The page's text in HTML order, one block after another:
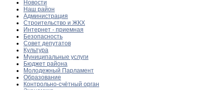
Новости
Наш район
Администрация
Строительство и ЖКХ
Интернет - приемная
Безопасность
Совет депутатов
Культура
Муниципальные услуги
Бюджет района
Молодежный Парламент
Образование
Контрольно-счётный орган